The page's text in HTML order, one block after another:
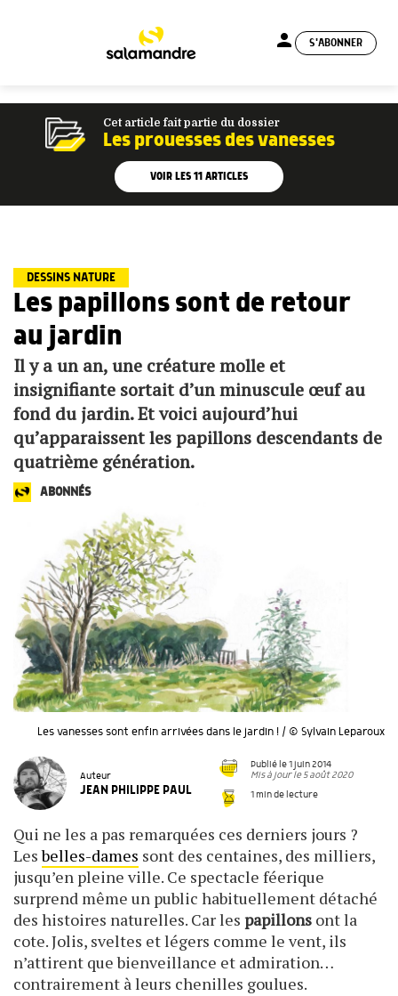
person S'ABONNER
Cet article fait partie du dossier
Les prouesses des vanesses
VOIR LES 11 ARTICLES
DESSINS NATURE
Les papillons sont de retour
au jardin
Il y a un an, une créature molle et
insignifiante sortait d’un minuscule œuf au
fond du jardin. Et voici aujourd’hui
qu’apparaissent les papillons descendants de
quatrième génération.
ABONNÉS
Les vanesses sont enfin arrivées dans le jardin ! / © Sylvain Leparoux
Auteur
JEAN PHILIPPE PAUL
Publié le 1 juin 2014
Mis à jour le 5 août 2020
1 min de lecture
Qui ne les a pas remarquées ces derniers jours ?
Lesbelles-dames sont des centaines, des milliers,
jusqu’en pleine ville. Ce spectacle féerique
surprend même un public habituellement détaché
des histoires naturelles. Car les papillons ont la
cote. Jolis, sveltes et légers comme le vent, ils
n’attirent que bienveillance et admiration…
contrairement à leurs chenilles goulues.